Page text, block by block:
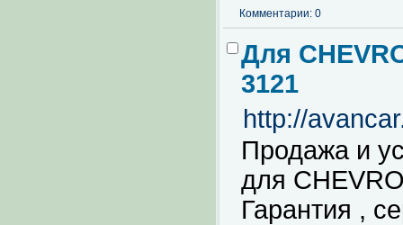
Комментарии: 0
Для
3121
http://
Продажа и
для
Гарантия ,